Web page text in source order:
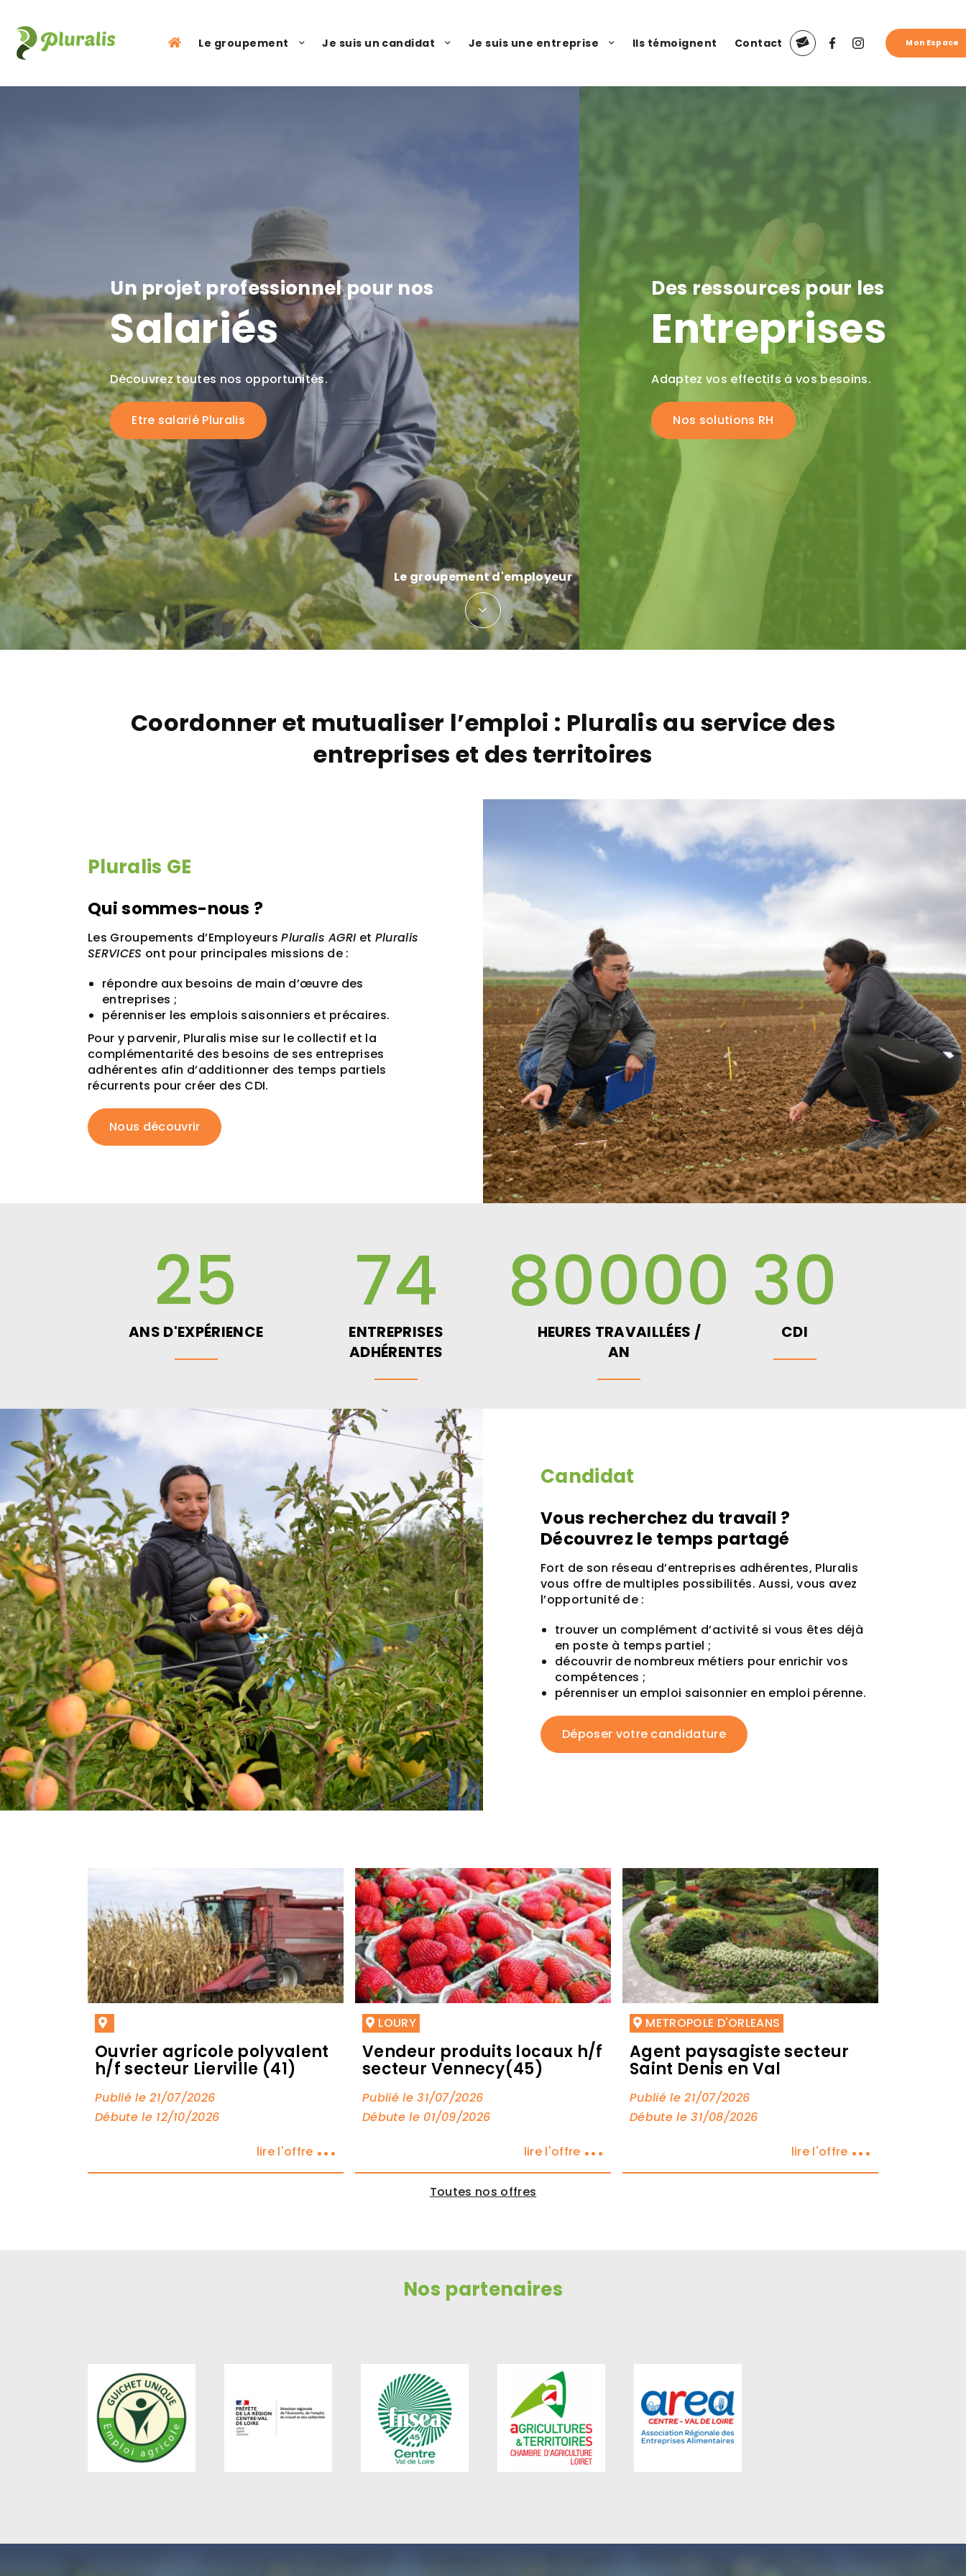
Le groupement Je suis un candidat Je suis une entreprise Ils témoignent Contact Mon Espace
Un projet professionnel pour nos
Salariés
Découvrez toutes nos opportunités.
Etre salarié Pluralis
Des ressources pour les
Entreprises
Adaptez vos effectifs à vos besoins.
Nos solutions RH
Le groupement d'employeur
Coordonner et mutualiser l’emploi : Pluralis au service des
entreprises et des territoires
Pluralis GE
Qui sommes-nous ?
Les Groupements d’EmployeursPluralis AGRI et Pluralis
SERVICES ont pour principales missions de :
répondre aux besoins de main d’œuvre des
entreprises ;
pérenniser les emplois saisonniers et précaires.
Pour y parvenir, Pluralis mise sur le collectif et la
complémentarité des besoins de ses entreprises
adhérentes afin d’additionner des temps partiels
récurrents pour créer des CDI.
Nous découvrir
25
ANS D'EXPÉRIENCE
74
ENTREPRISES
ADHÉRENTES
80000
HEURES TRAVAILLÉES /
AN
30
CDI
Candidat
Vous recherchez du travail ?
Découvrez le temps partagé
Fort de son réseau d’entreprises adhérentes, Pluralis
vous offre de multiples possibilités. Aussi, vous avez
l’opportunité de :
trouver un complément d’activité si vous êtes déjà
en poste à temps partiel ;
découvrir de nombreux métiers pour enrichir vos
compétences ;
pérenniser un emploi saisonnier en emploi pérenne.
Déposer votre candidature
Ouvrier agricole polyvalent
h/f secteur Lierville (41)
Publié le 21/07/2026
Débute le 12/10/2026
lire l'offre ...
LOURY
Vendeur produits locaux h/f
secteur Vennecy(45)
Publié le 31/07/2026
Débute le 01/09/2026
lire l'offre ...
METROPOLE D'ORLEANS
Agent paysagiste secteur
Saint Denis en Val
Publié le 21/07/2026
Débute le 31/08/2026
lire l'offre ...
Toutes nos offres
Nos partenaires